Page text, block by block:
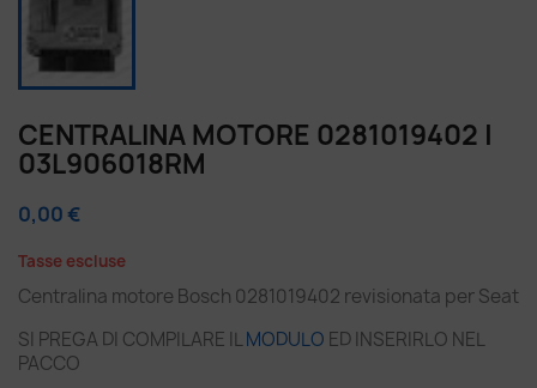
CENTRALINA MOTORE 0281019402 |
03L906018RM
0,00 €
Tasse escluse
Centralina motore Bosch 0281019402 revisionata per Seat
SI PREGA DI COMPILARE ILMODULO ED INSERIRLO NEL
PACCO